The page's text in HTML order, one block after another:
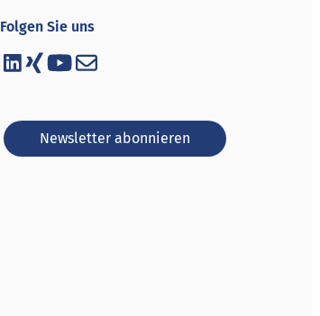
Folgen Sie uns
Newsletter abonnieren